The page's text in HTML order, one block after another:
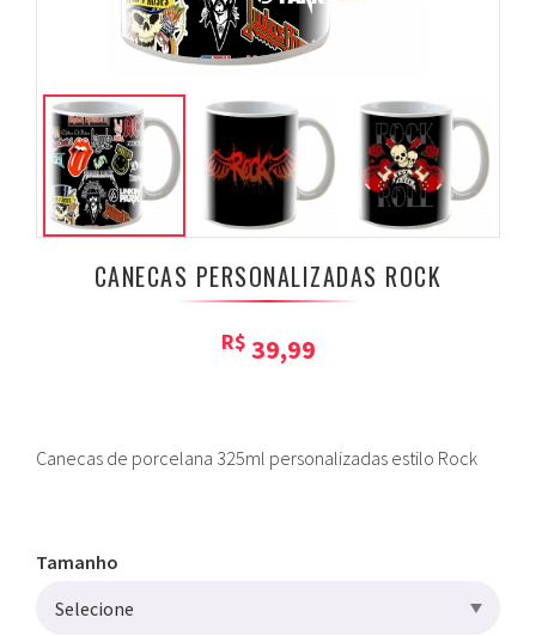
CANECAS PERSONALIZADAS ROCK
R$ 39,99
Canecas de porcelana 325ml personalizadas estilo Rock
Tamanho